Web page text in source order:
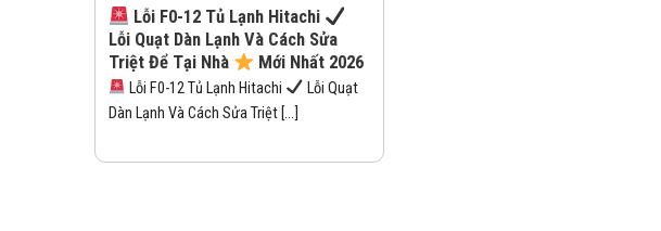
Lỗi F0-12 Tủ Lạnh Hitachi
Lỗi Quạt Dàn Lạnh Và Cách Sửa
Triệt Để Tại Nhà
Mới Nhất 2026
Lỗi F0-12 Tủ Lạnh Hitachi
Lỗi Quạt
Dàn Lạnh Và Cách Sửa Triệt [...]